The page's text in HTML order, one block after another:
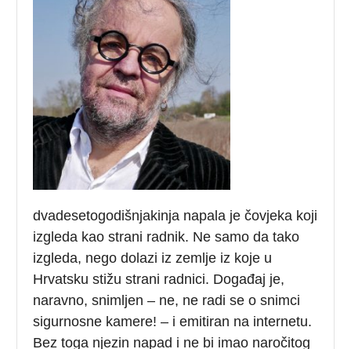
dvadesetogodišnjakinja napala je čovjeka koji
izgleda kao strani radnik. Ne samo da tako
izgleda, nego dolazi iz zemlje iz koje u
Hrvatsku stižu strani radnici. Događaj je,
naravno, snimljen – ne, ne radi se o snimci
sigurnosne kamere! – i emitiran na internetu.
Bez toga njezin napad i ne bi imao naročitog